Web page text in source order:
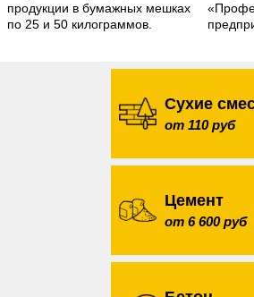
продукции в бумажных мешках
по 25 и 50 килограммов.
Сухие
от 110 руб
Цемент
от 6 600 руб